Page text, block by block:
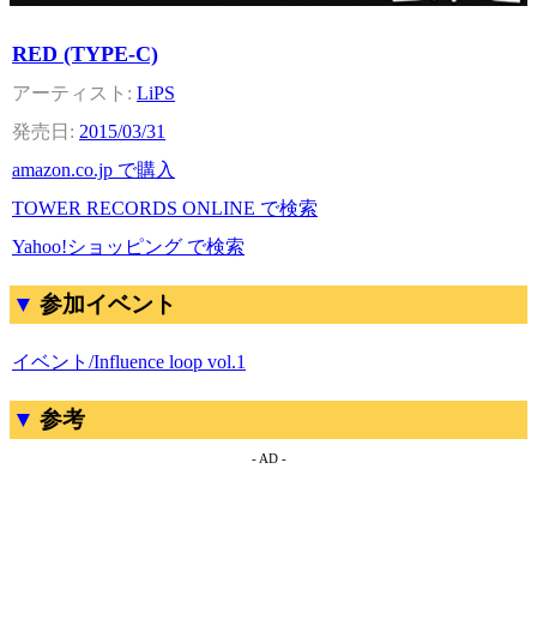
RED (TYPE-C)
LiPS
2015/03/31
amazon.co.jp で購入
TOWER RECORDS ONLINE で検索
Yahoo!ショッピング で検索
参加イベント
イベント/Influence loop vol.1
参考
- AD -